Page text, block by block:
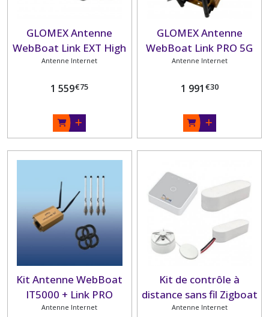
GLOMEX Antenne
WebBoat Link EXT High
Speed
Antenne Internet
1 559€75
GLOMEX Antenne
WebBoat Link PRO 5G
Antenne Internet
1 991 €30
Kit Antenne WebBoat
IT5000 + Link PRO
IT1405PRO EXT 5G
Antenne Internet
Kit de contrôle à
distance sans fil Zigboat
5G (sans clé 3G)
Antenne Internet